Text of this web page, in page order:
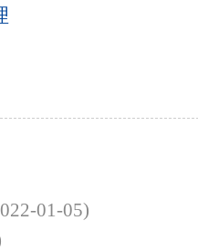
01-05)